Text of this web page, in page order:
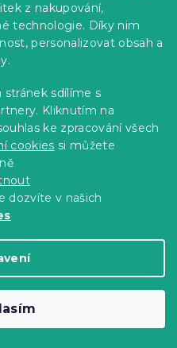
z nakupování,
technologie. Díky nim
personalizovat obsah a
stránek sdílíme s
Kliknutím na
ke zpracování všech
cookies si můžete
dozvíte v našich
postýlky
zelené